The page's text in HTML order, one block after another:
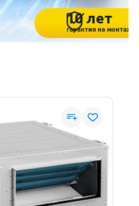
10 лет
гарантия на монтаж